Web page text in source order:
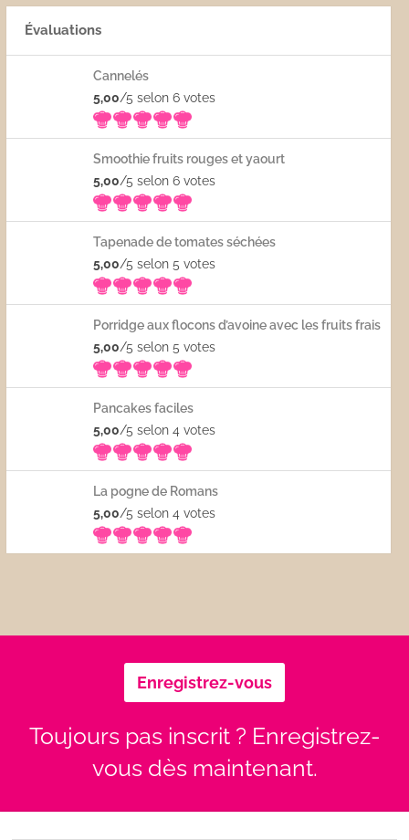
Évaluations
Cannelés
5,00/5 selon 6votes
Smoothie fruits rouges et yaourt
5,00/5 selon 6votes
Tapenade de tomates séchées
5,00/5 selon 5votes
Porridge aux flocons d’avoine avec les fruits frais
5,00/5 selon 5votes
Pancakes faciles
5,00/5 selon 4votes
La pogne de Romans
5,00/5 selon 4votes
Enregistrez-vous
Toujours pas inscrit ? Enregistrez-
vous dès maintenant.